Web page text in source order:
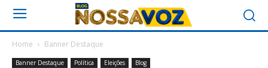
Home Banner Destaque
Banner Destaque Política Eleições Blog